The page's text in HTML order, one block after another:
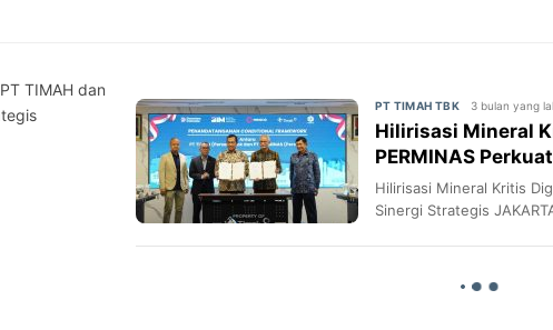
TIMAH dan
PT TIMAH TBK 3 bulan yang
Hilirisasi Mineral
PERMINAS
Hilirisasi Mineral Kritis
Sinergi Strategis